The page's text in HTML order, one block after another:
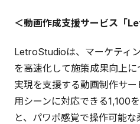
＜動画作成支援サービス「
LetroStudioは、マーケティ
を高速化して施策成果向上
実現を支援する動画制作サ
用シーンに対応できる1,100
と、パワポ感覚で操作可能